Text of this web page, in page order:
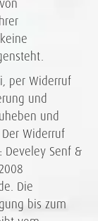
per Widerruf
und
und
Widerruf
Develey Senf &
Die
bis zum